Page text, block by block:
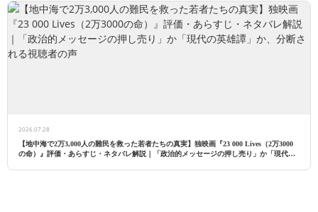
2026.07.28
【地中海で2万3,000人の難民を救った若者たちの真実】独映画『23 000 Lives（2万3000
の命）』評価・あらすじ・ネタバレ解説｜「政治的メッセージの押し売り」か「現代の